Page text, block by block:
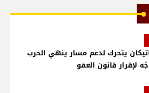
يتحرك لدعم مسار ينهي الحرب
لإقرار قانون العفو